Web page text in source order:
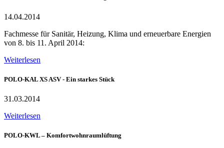
14.04.2014
Fachmesse für Sanitär, Heizung, Klima und erneuerbare Energien
von 8. bis 11. April 2014:
Weiterlesen
POLO-KAL XS ASV - Ein starkes Stück
31.03.2014
Weiterlesen
POLO-KWL – Komfortwohnraumlüftung